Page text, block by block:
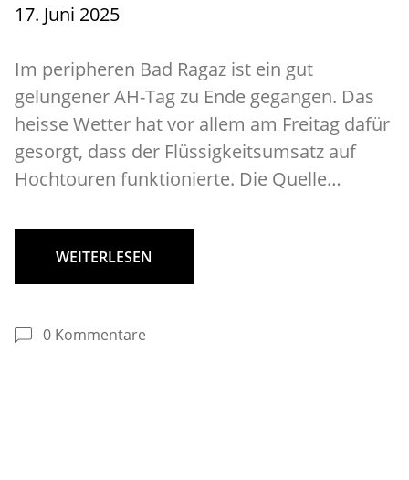
17. Juni 2025
Im peripheren Bad Ragaz ist ein gut
gelungener AH-Tag zu Ende gegangen. Das
heisse Wetter hat vor allem am Freitag dafür
gesorgt, dass der Flüssigkeitsumsatz auf
Hochtouren funktionierte. Die Quelle…
WEITERLESEN
0 Kommentare